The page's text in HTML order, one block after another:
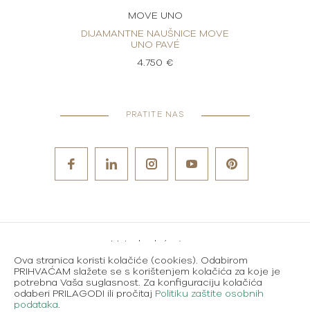
MOVE UNO
DIJAMANTNE NAUŠNICE MOVE
UNO PAVÉ
4.750 €
PRATITE NAS
Karijere
Uvjeti korištenja
Ova stranica koristi kolačiće (cookies). Odabirom
PRIHVAĆAM slažete se s korištenjem kolačića za koje je
potrebna Vaša suglasnost. Za konfiguraciju kolačića
odaberi PRILAGODI ili pročitaj Politiku zaštite osobnih
podataka.